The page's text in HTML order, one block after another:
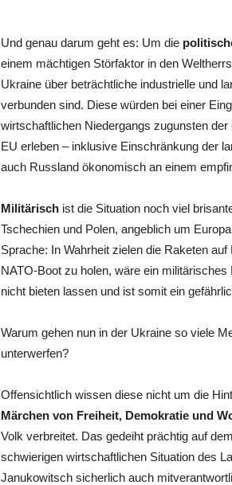
Und genau darum geht es: Um die
einem mächtigen Störfaktor in den
Ukraine über beträchtliche industrielle und
verbunden sind. Diese würden bei einer
wirtschaftlichen Niedergangs zugunsten
EU erleben – inklusive Einschränkung der
auch Russland ökonomisch an einem
Militärisch ist die Situation noch viel
Tschechien und Polen, angeblich um
Sprache: In Wahrheit zielen die Raketen
NATO-Boot zu holen, wäre ein
nicht bieten lassen und ist somit ein
Warum gehen nun in der Ukraine so viele
unterwerfen?
Offensichtlich wissen diese nicht um die
Märchen von Freiheit, Demokratie und
Volk verbreitet. Das gedeiht prächtig auf
schwierigen wirtschaftlichen Situation des
Janukowitsch sicherlich auch